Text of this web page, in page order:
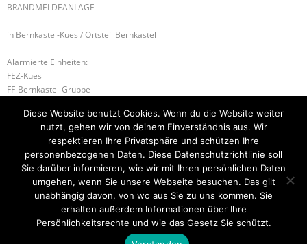
BRANDMELDEANLAGE
in Bernkastel-Kues / Ortsteil Bernkastel
Alarmierte Einheiten:
FEZ-Kues
FF-Bernkastel-Gruppe
BeKu WL
Kues-Gruppe
H-2 Hilfeleistung B-2 WOHNUNGSBRAND
Startseite Einsätze Mitglied werden Über uns
Kontakt
Diese Website benutzt Cookies. Wenn du die Website weiter
nutzt, gehen wir von deinem Einverständnis aus. Wir
respektieren Ihre Privatsphäre und schützen Ihre
personenbezogenen Daten. Diese Datenschutzrichtlinie soll
Sie darüber informieren, wie wir mit Ihren persönlichen Daten
umgehen, wenn Sie unsere Webseite besuchen. Das gilt
unabhängig davon, von wo aus Sie zu uns kommen. Sie
erhalten außerdem Informationen über Ihre
Persönlichkeitsrechte und wie das Gesetz Sie schützt.